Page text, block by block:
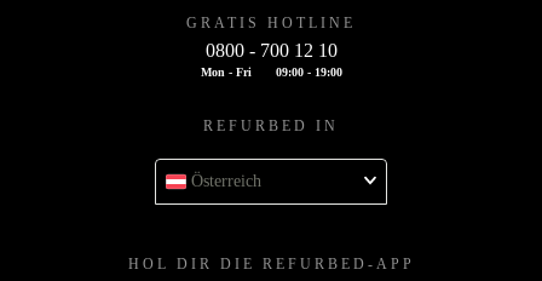
GRATIS HOTLINE
0800 - 700 12 10
Mon - Fri 09:00 - 19:00
REFURBED IN
Österreich
HOL DIR DIE REFURBED-APP